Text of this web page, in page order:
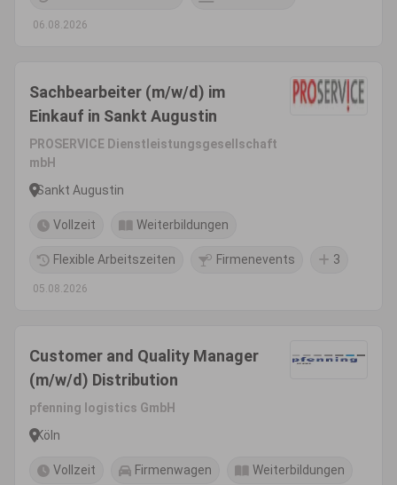
06.08.2026
Sachbearbeiter (m/w/d) im
Einkauf in Sankt Augustin
PROSERVICE Dienstleistungsgesellschaft
mbH
Sankt Augustin
Vollzeit Weiterbildungen
Flexible Arbeitszeiten Firmenevents 3
05.08.2026
Customer and Quality Manager
(m/w/d) Distribution
pfenning logistics GmbH
Köln
Vollzeit Firmenwagen Weiterbildungen